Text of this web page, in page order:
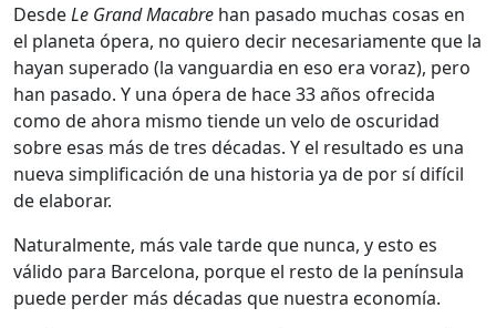
DesdeLe Grand Macabre han pasado muchas cosas en
el planeta ópera, no quiero decir necesariamente que la
hayan superado (la vanguardia en eso era voraz), pero
han pasado. Y una ópera de hace 33 años ofrecida
como de ahora mismo tiende un velo de oscuridad
sobre esas más de tres décadas. Y el resultado es una
nueva simplificación de una historia ya de por sí difícil
de elaborar.
Naturalmente, más vale tarde que nunca, y esto es
válido para Barcelona, porque el resto de la península
puede perder más décadas que nuestra economía.